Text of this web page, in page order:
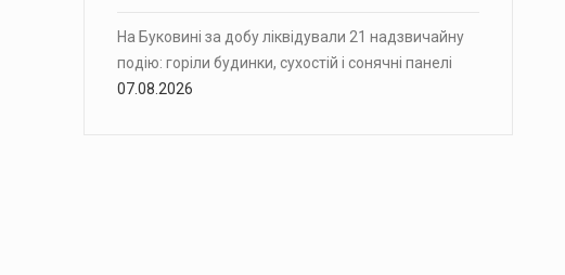
На Буковині за добу ліквідували 21 надзвичайну
подію: горіли будинки, сухостій і сонячні панелі
07.08.2026